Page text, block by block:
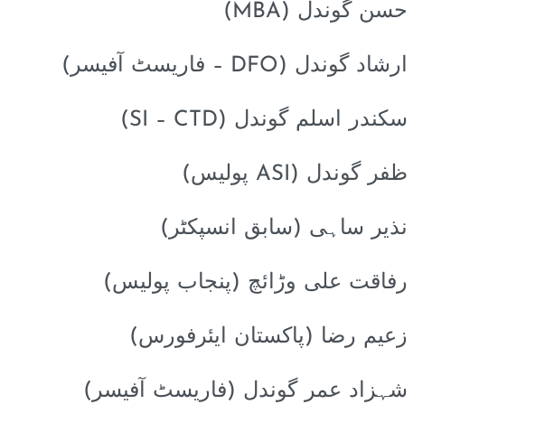
حسن گوندل (MBA)
ارشاد گوندل (DFO – فاریسٹ آفیسر)
سکندر اسلم گوندل (SI – CTD)
ظفر گوندل (ASI پولیس)
نذیر ساہی (سابق انسپکٹر)
رفاقت علی وڑائچ (پنجاب پولیس)
زعیم رضا (پاکستان ایئرفورس)
شہزاد عمر گوندل (فاریسٹ آفیسر)